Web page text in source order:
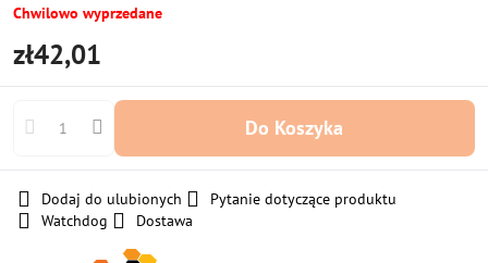
Chwilowo wyprzedane
zł42,01
Do Koszyka
Dodaj do ulubionych
Pytanie dotyczące produktu
Watchdog
Dostawa